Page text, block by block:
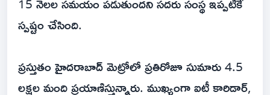
స్పష్టం చేసింది.
ప్రస్తుతం హైదరాబాద్ మెట్రోలో ప్రతిరోజూ సుమారు 4.5
లక్షల మంది ప్రయాణిస్తున్నారు. ముఖ్యంగా ఐటీ కారిడార్,